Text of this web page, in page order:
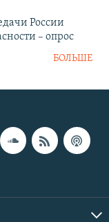
России
– опрос
БОЛЬШЕ